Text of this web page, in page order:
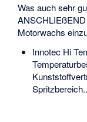
Was auch sehr
Motorwachs
Innotec Hi